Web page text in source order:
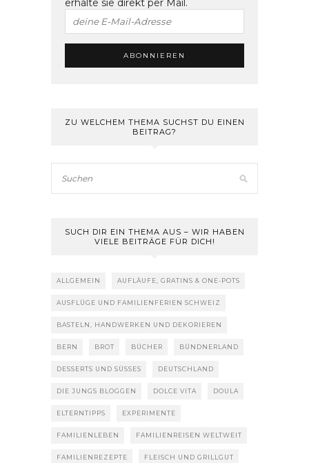
ZU WELCHEM THEMA SUCHST DU EINEN
BEITRAG?
SUCH DIR EIN THEMA AUS – WIR HABEN
VIELE BEITRÄGE FÜR DICH!
ALLGEMEIN AUFLÄUFE, GRATINS & ONE-POTS
AUSFLÜGE UND FAMILIENFERIEN SCHWEIZ
BASTELN, HANDWERKEN UND DEKORIEREN
BERN BROT BÜCHER BÜNDNERLAND
DESSERTS UND SÜSSES DEUTSCHLAND
DIE JUNGS BLOGGEN DOLCE VITA DOULA
ELTERNTIPPS EXPERIMENTE
FAMILIENLEBEN FAMILIENREISEN WELTWEIT
FAMILIENREZEPTE FLEISCH UND GRILLGUT